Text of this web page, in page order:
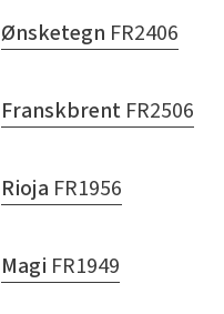
Ønsketegn FR2406
Franskbrent FR2506
Rioja FR1956
Magi FR1949